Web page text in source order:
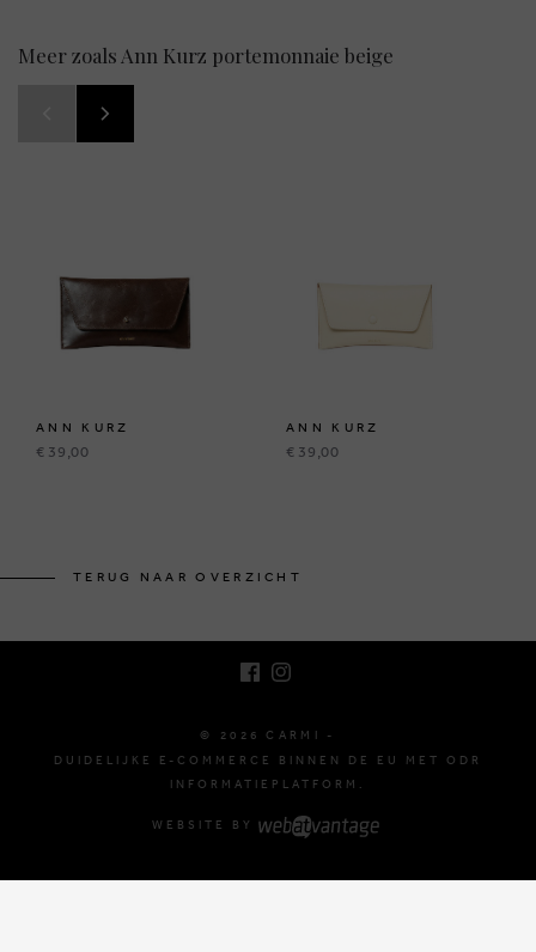
Meer zoals Ann Kurz portemonnaie beige
ANN KURZ
€ 39,00
ANN KURZ
€ 39,00
TERUG NAAR OVERZICHT
© 2026 CARMI -
DUIDELIJKE E-COMMERCE BINNEN DE EU MET ODR
INFORMATIEPLATFORM.
WEBSITE BY